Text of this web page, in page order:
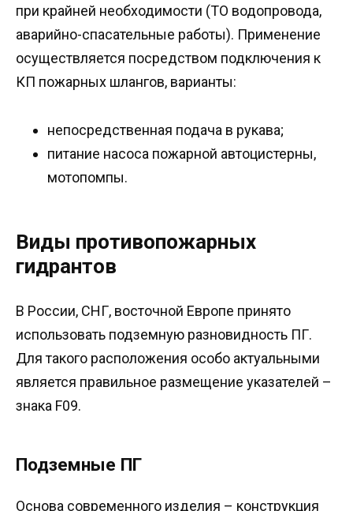
при крайней необходимости (ТО водопровода,
аварийно-спасательные работы). Применение
осуществляется посредством подключения к
КП пожарных шлангов, варианты:
непосредственная подача в рукава;
питание насоса пожарной автоцистерны,
мотопомпы.
Виды противопожарных
гидрантов
В России, СНГ, восточной Европе принято
использовать подземную разновидность ПГ.
Для такого расположения особо актуальными
является правильное размещение указателей –
знака F09.
Подземные ПГ
Основа современного изделия – конструкция